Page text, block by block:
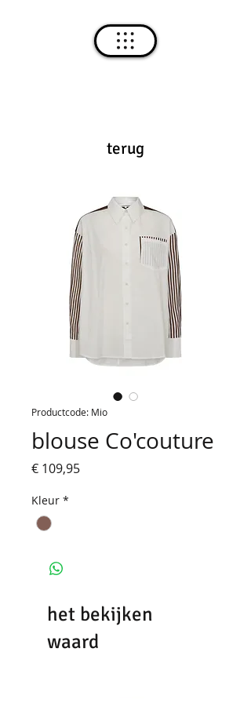
terug
Productcode: Mio
blouse Co'couture
€ 109,95Prijs
Kleur *
het bekijken
waard